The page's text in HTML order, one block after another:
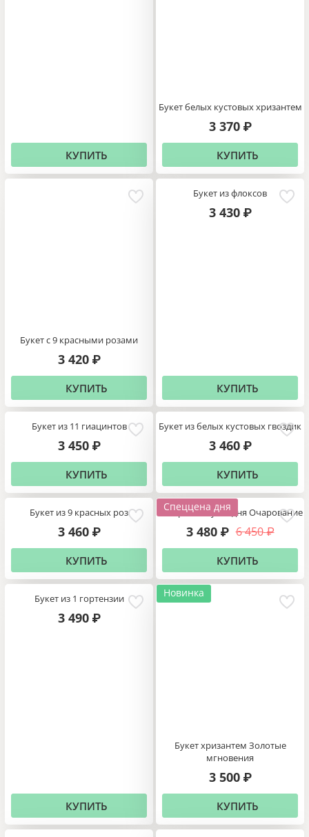
КУПИТЬ
Букет белых кустовых хризантем
3 370 ₽
КУПИТЬ
Букет с 9 красными розами
3 420 ₽
КУПИТЬ
Букет из флоксов
3 430 ₽
КУПИТЬ
Букет из 11 гиацинтов
3 450 ₽
КУПИТЬ
Букет из белых кустовых гвоздик
3 460 ₽
КУПИТЬ
Букет из 9 красных роз
3 460 ₽
КУПИТЬ
Спеццена дня
Авторский букет дня Очарование
6 450 ₽
3 480 ₽
КУПИТЬ
Букет из 1 гортензии
3 490 ₽
КУПИТЬ
Новинка
Букет хризантем Золотые
мгновения
3 500 ₽
КУПИТЬ